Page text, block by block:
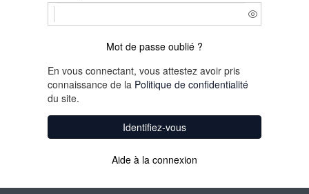
Mot de passe oublié ?
En vous connectant, vous attestez avoir pris
connaissance de la Politique de confidentialité
du site.
Identifiez-vous
Aide à la connexion